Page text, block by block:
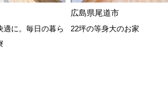
適に。毎日の暮ら
広島県尾道市
22坪の等身大のお家